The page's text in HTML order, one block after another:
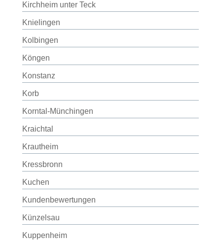
Kirchheim unter Teck
Knielingen
Kolbingen
Köngen
Konstanz
Korb
Korntal-Münchingen
Kraichtal
Krautheim
Kressbronn
Kuchen
Kundenbewertungen
Künzelsau
Kuppenheim